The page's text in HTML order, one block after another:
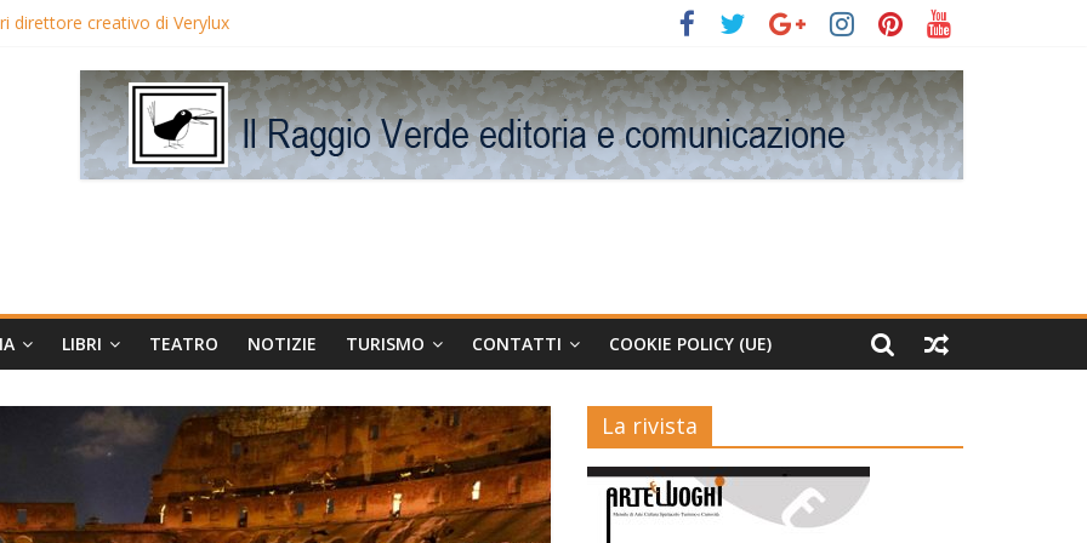
direttore creativo di Verylux
Edwards in proiezione per i LunedìLùmière
la regista Liliana Cavani e Tomas Milian
Avis
LIBRI TEATRO NOTIZIE TURISMO CONTATTI COOKIE POLICY (UE)
La rivista